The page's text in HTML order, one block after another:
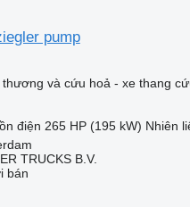
pump
và cứu hoả - xe thang
điện 265 HP (195 kW) Nhiên
TRUCKS B.V.
bán